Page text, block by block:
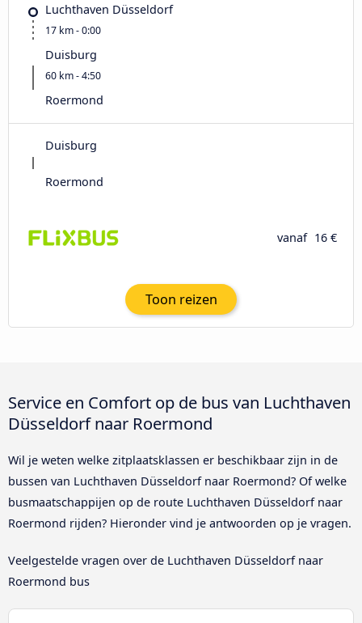
Luchthaven Düsseldorf
17 km - 0:00
Duisburg
60 km - 4:50
Roermond
Duisburg
Roermond
vanaf 16 €
Toon reizen
Service en Comfort op de bus van Luchthaven
Düsseldorf naar Roermond
Wil je weten welke zitplaatsklassen er beschikbaar zijn in de
bussen van Luchthaven Düsseldorf naar Roermond? Of welke
busmaatschappijen op de route Luchthaven Düsseldorf naar
Roermond rijden? Hieronder vind je antwoorden op je vragen.
Veelgestelde vragen over de Luchthaven Düsseldorf naar
Roermond bus